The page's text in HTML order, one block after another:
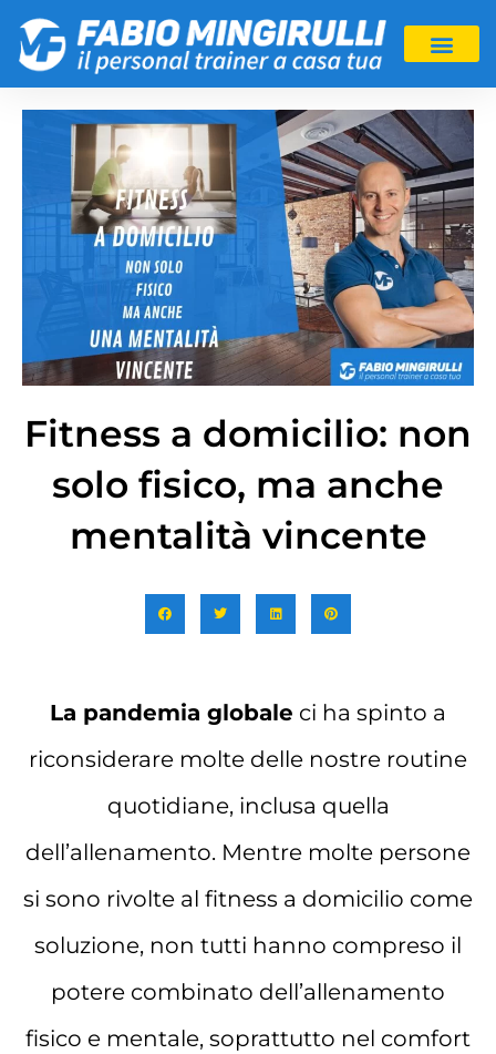
Fitness a domicilio: non
solo fisico, ma anche
mentalità vincente
La pandemia globale ci ha spinto a
riconsiderare molte delle nostre routine
quotidiane, inclusa quella
dell’allenamento. Mentre molte persone
si sono rivolte al fitness a domicilio come
soluzione, non tutti hanno compreso il
potere combinato dell’allenamento
fisico e mentale, soprattutto nel comfort